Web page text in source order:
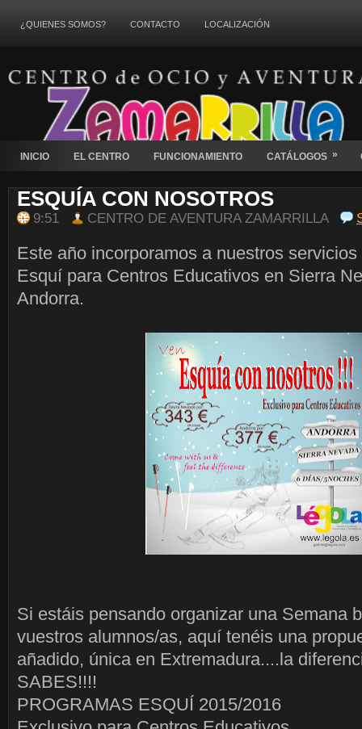
¿QUIENES SOMOS? CONTACTO LOCALIZACIÓN
INICIO EL CENTRO FUNCIONAMIENTO CATÁLOGOS »
ESQUÍA CON NOSOTROS
9:51 CENTRO DE AVENTURA ZAMARRILLA
Este año incorporamos a nuestros
Esquí para Centros Educativos en Sierra
Andorra.
Si estáis pensando organizar una Semana
vuestros alumnos/as, aquí tenéis una
añadido, única en Extremadura....la
SABES!!!!
PROGRAMAS ESQUÍ 2015/2016